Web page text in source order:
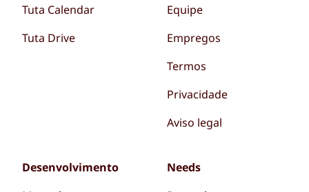
Tuta Calendar
Tuta Drive
Equipe
Empregos
Termos
Privacidade
Aviso legal
Desenvolvimento
Needs